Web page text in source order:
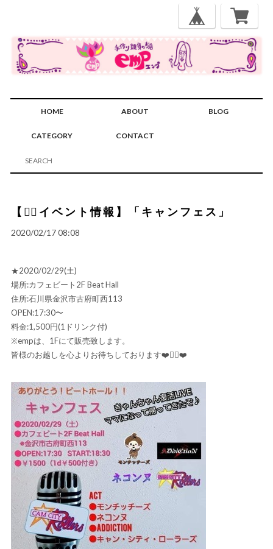
HOME ABOUT BLOG
CATEGORY CONTACT
【🏳️‍🌈イベント情報】「キャンフェス」
2020/02/17 08:08
★2020/02/29(土)
場所:カフェビート2F Beat Hall
住所:石川県金沢市古府町西113
OPEN:17:30〜
料金:1,500円(1ドリンク付)
※empは、1Fにて販売致します。
皆様のお越しを心よりお待ちしております❤️🙇‍♀️❤️